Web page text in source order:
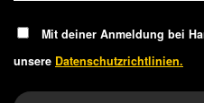
Mit deiner Anmeldung bei
unsere Datenschutzrichtlinien.